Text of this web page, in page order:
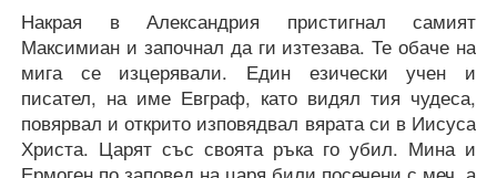
Накрая в Александрия пристигнал самият
Максимиан и започнал да ги изтезава. Те обаче на
мига се изцерявали. Един езически учен и
писател, на име Евграф, като видял тия чудеса,
повярвал и открито изповядвал вярата си в Иисуса
Христа. Царят със своята ръка го убил. Мина и